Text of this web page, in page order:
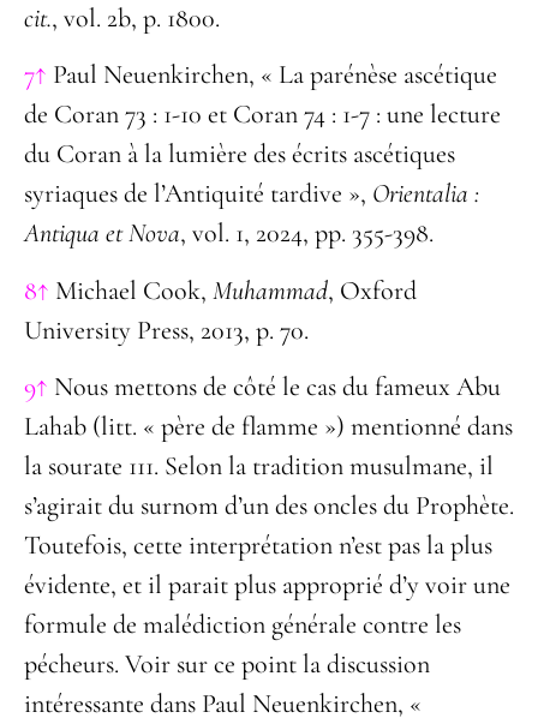
cit., vol. 2b, p. 1800.
7↑ Paul Neuenkirchen, « La parénèse ascétique
de Coran 73 : 1-10 et Coran 74 : 1-7 : une lecture
du Coran à la lumière des écrits ascétiques
syriaques de l’Antiquité tardive », Orientalia :
Antiqua et Nova, vol. 1, 2024, pp. 355-398.
8↑ Michael Cook, Muhammad, Oxford
University Press, 2013, p. 70.
9↑ Nous mettons de côté le cas du fameux Abu
Lahab (litt. « père de flamme ») mentionné dans
la sourate 111. Selon la tradition musulmane, il
s’agirait du surnom d’un des oncles du Prophète.
Toutefois, cette interprétation n’est pas la plus
évidente, et il parait plus approprié d’y voir une
formule de malédiction générale contre les
pécheurs. Voir sur ce point la discussion
intéressante dans Paul Neuenkirchen, «